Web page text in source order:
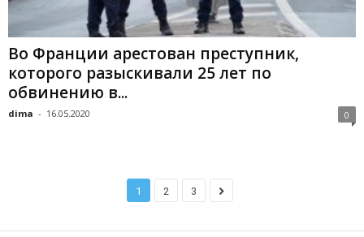
Во Франции арестован преступник,
которого разыскивали 25 лет по
обвинению в...
dima - 16.05.2020 0
1 2 3